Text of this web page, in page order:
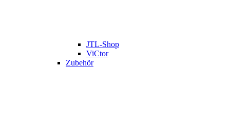
JTL-Shop
ViCtor
Zubehör